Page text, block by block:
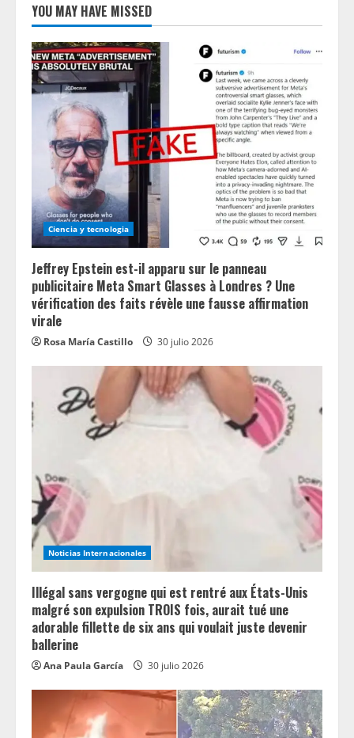
YOU MAY HAVE MISSED
Ciencia y tecnologia
Jeffrey Epstein est-il apparu sur le panneau
publicitaire Meta Smart Glasses à Londres ? Une
vérification des faits révèle une fausse affirmation
virale
Rosa María Castillo 30 julio 2026
Noticias Internacionales
Illégal sans vergogne qui est rentré aux États-Unis
malgré son expulsion TROIS fois, aurait tué une
adorable fillette de six ans qui voulait juste devenir
ballerine
Ana Paula García 30 julio 2026